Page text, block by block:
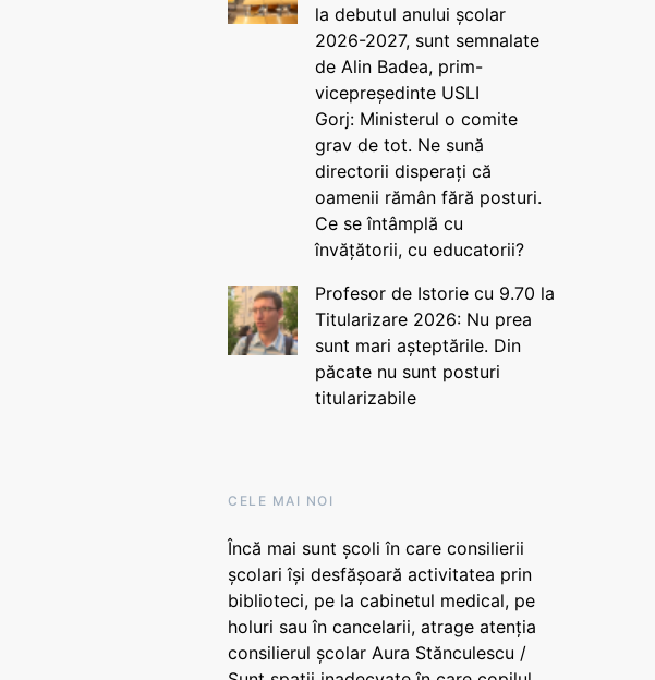
la debutul anului școlar
2026-2027, sunt semnalate
de Alin Badea, prim-
vicepreședinte USLI
Gorj: Ministerul o comite
grav de tot. Ne sună
directorii disperați că
oamenii rămân fără posturi.
Ce se întâmplă cu
învățătorii, cu educatorii?
Profesor de Istorie cu 9.70 la
Titularizare 2026: Nu prea
sunt mari așteptările. Din
păcate nu sunt posturi
titularizabile
CELE MAI NOI
Încă mai sunt școli în care consilierii
școlari își desfășoară activitatea prin
biblioteci, pe la cabinetul medical, pe
holuri sau în cancelarii, atrage atenția
consilierul școlar Aura Stănculescu /